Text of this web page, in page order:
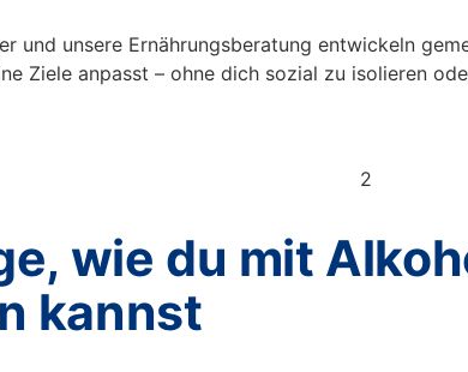
und unsere Ernährungsberatung entwickeln
Ziele anpasst – ohne dich sozial zu isolieren
wie du mit
kannst